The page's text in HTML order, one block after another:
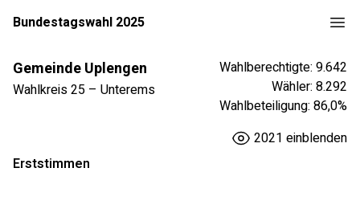
Bundestagswahl 2025
Gemeinde Uplengen
Wahlkreis25 – Unterems
Wahlberechtigte: 9.642
Wähler: 8.292
Wahlbeteiligung: 86,0%
2021 einblenden
Erststimmen